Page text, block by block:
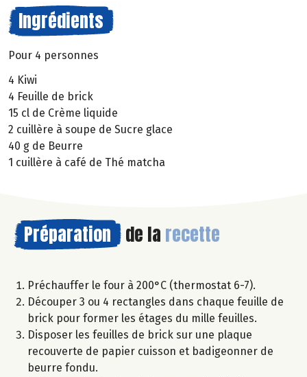
Ingrédients
Pour 4 personnes
4 Kiwi
4 Feuille de brick
15 cl de Crème liquide
2 cuillère à soupe de Sucre glace
40 g de Beurre
1 cuillère à café de Thé matcha
Préparation de la recette
Préchauffer le four à 200°C (thermostat 6-7).
Découper 3 ou 4 rectangles dans chaque feuille de
brick pour former les étages du mille feuilles.
Disposer les feuilles de brick sur une plaque
recouverte de papier cuisson et badigeonner de
beurre fondu.